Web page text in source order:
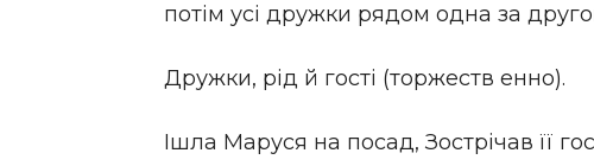
потім усі дружки рядом одна за
Дружки, рід й гості (торжеств енно).
Ішла Маруся на посад, Зострічав її